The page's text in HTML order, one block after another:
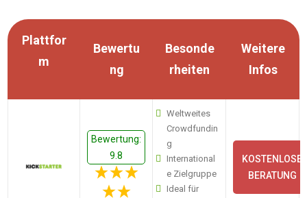
Plattfor
m
Bewertu
ng
Besonde
rheiten
Weitere
Infos
Bewertung:
9.8
Weltweites
Crowdfundin
g
International
e Zielgruppe
Ideal für
KOSTENLOSE
BERATUNG